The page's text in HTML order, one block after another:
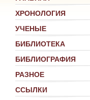
ХРОНОЛОГИЯ
УЧЕНЫЕ
БИБЛИОТЕКА
БИБЛИОГРАФИЯ
РАЗНОЕ
ССЫЛКИ